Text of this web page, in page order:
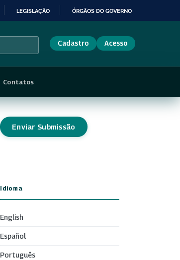
LEGISLAÇÃO ÓRGÃOS DO GOVERNO
Cadastro Acesso
Contatos
Enviar Submissão
Idioma
English
Español
Português